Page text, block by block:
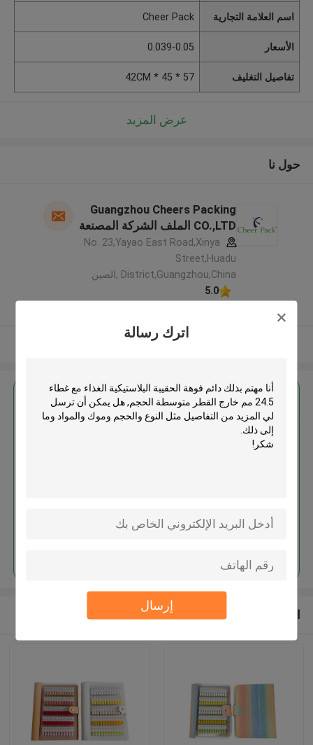
اترك رسالة
إرسال
اسم العلامة التجارية Cheer Pack
الأسعار 0.039-0.05
تفاصيل التغليف 57 * 45 * 42CM
عرض المزيد
حول نا
Guangzhou Cheers Packing
CO.,LTD الملف الشركة المصنعة
No. 23,Yayao East Road,Xinya
Street,Huadu
District,Guangzhou,China ,الصين
5.0
عرض المزيد
احصل على افضل سعر ل
المنتجات الموصى بها